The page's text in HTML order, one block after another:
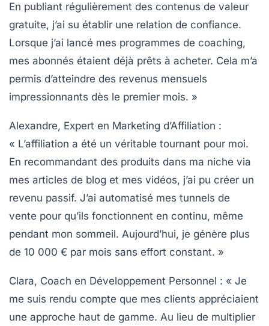
En publiant régulièrement des contenus de valeur
gratuite, j’ai su établir une relation de confiance.
Lorsque j’ai lancé mes programmes de coaching,
mes abonnés étaient déjà prêts à acheter. Cela m’a
permis d’atteindre des revenus mensuels
impressionnants dès le premier mois. »
Alexandre, Expert en Marketing d’Affiliation :
« L’affiliation a été un véritable tournant pour moi.
En recommandant des produits dans ma niche via
mes articles de blog et mes vidéos, j’ai pu créer un
revenu passif. J’ai automatisé mes tunnels de
vente pour qu’ils fonctionnent en continu, même
pendant mon sommeil. Aujourd’hui, je génère plus
de 10 000 € par mois sans effort constant. »
Clara, Coach en Développement Personnel : « Je
me suis rendu compte que mes clients appréciaient
une approche haut de gamme. Au lieu de multiplier